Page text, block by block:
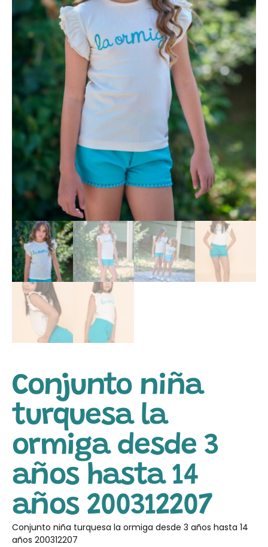
Conjunto niña
turquesa la
ormiga desde 3
años hasta 14
años 200312207
Conjunto niña turquesa la ormiga desde 3 años hasta 14
años 200312207